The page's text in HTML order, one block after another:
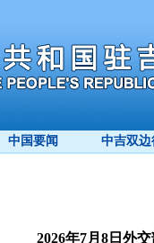
中国要闻 中吉双边
2026年7月8日外